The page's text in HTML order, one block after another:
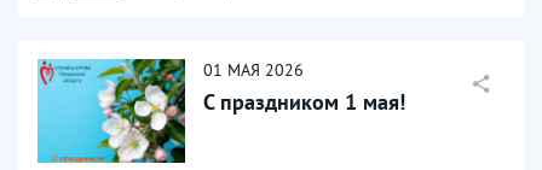
01 МАЯ 2026
С праздником 1 мая!